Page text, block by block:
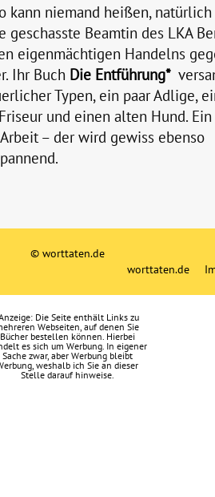
kann niemand heißen,
geschasste Beamtin des LKA
eigenmächtigen Handelns
Ihr Buch Die Entführung
Typen, ein paar Adlige,
und einen alten Hund. Ein
– der wird gewiss ebenso
© worttaten.de
worttaten.de
Die Seite enthält Links zu
Webseiten, auf denen Sie
Bücher bestellen können. Hierbei
es sich um Werbung. In eigener
Sache zwar, aber Werbung bleibt
weshalb ich Sie an dieser
Stelle darauf hinweise.